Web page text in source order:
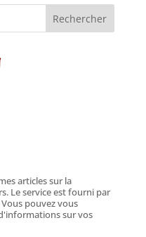
Rechercher
articles sur la
Le service est fourni par
Vous pouvez vous
sur vos